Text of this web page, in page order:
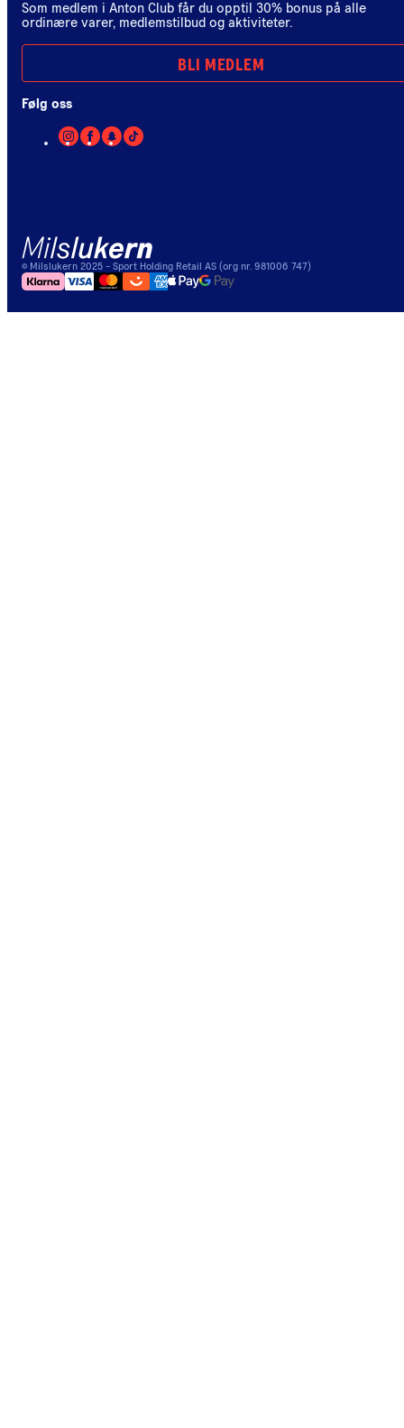
Som medlem i Anton Club får du opptil 30% bonus på alle
ordinære varer, medlemstilbud og aktiviteter.
BLI MEDLEM
Følg oss
© Milslukern 2025 - Sport Holding Retail AS (org nr. 981006 747)